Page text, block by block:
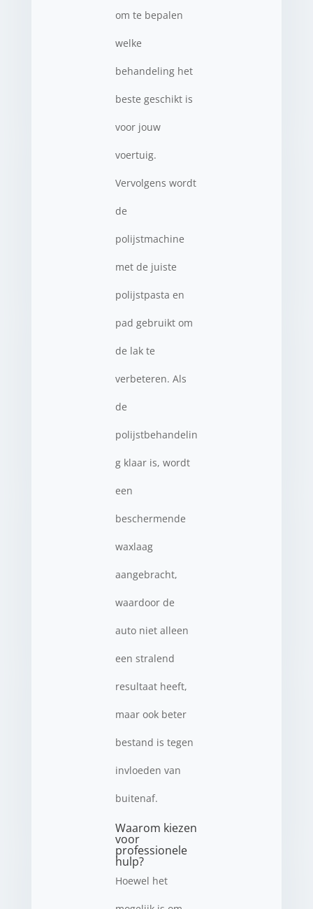
om te bepalen
welke
behandeling het
beste geschikt is
voor jouw
voertuig.
Vervolgens wordt
de
polijstmachine
met de juiste
polijstpasta en
pad gebruikt om
de lak te
verbeteren. Als
de
polijstbehandelin
g klaar is, wordt
een
beschermende
waxlaag
aangebracht,
waardoor de
auto niet alleen
een stralend
resultaat heeft,
maar ook beter
bestand is tegen
invloeden van
buitenaf.
Waarom kiezen
voor
professionele
hulp?
Hoewel het